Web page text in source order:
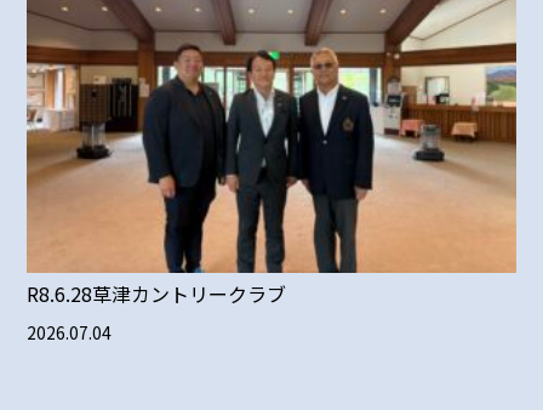
R8.6.28草津カントリークラブ
2026.07.04